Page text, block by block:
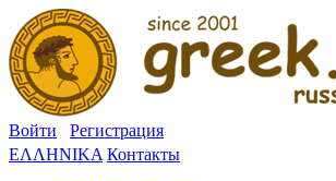
Войти
Регистрация
ΕΛΛΗΝΙΚΑ Контакты